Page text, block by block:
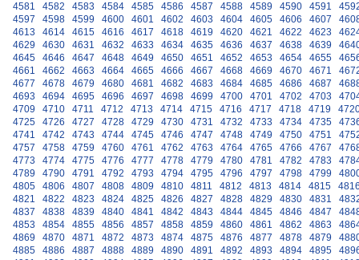
4581
4582 4583 4584 4585 4586 4587 4588 4589 4590 4591
4597
4598 4599 4600 4601 4602 4603 4604 4605 4606 4607
4613
4614 4615 4616 4617 4618 4619 4620 4621 4622 4623
4629
4630 4631 4632 4633 4634 4635 4636 4637 4638 4639
4645
4646 4647 4648 4649 4650 4651 4652 4653 4654 4655
4661
4662 4663 4664 4665 4666 4667 4668 4669 4670 4671
4677
4678 4679 4680 4681 4682 4683 4684 4685 4686 4687
4693
4694 4695 4696 4697 4698 4699 4700 4701 4702 4703
4709
4710 4711 4712 4713 4714 4715 4716 4717 4718 4719
4725
4726 4727 4728 4729 4730 4731 4732 4733 4734 4735
4741
4742 4743 4744 4745 4746 4747 4748 4749 4750 4751
4757
4758 4759 4760 4761 4762 4763 4764 4765 4766 4767
4773
4774 4775 4776 4777 4778 4779 4780 4781 4782 4783
4789
4790 4791 4792 4793 4794 4795 4796 4797 4798 4799
4805
4806 4807 4808 4809 4810 4811 4812 4813 4814 4815
4821
4822 4823 4824 4825 4826 4827 4828 4829 4830 4831
4837
4838 4839 4840 4841 4842 4843 4844 4845 4846 4847
4853
4854 4855 4856 4857 4858 4859 4860 4861 4862 4863
4869
4870 4871 4872 4873 4874 4875 4876 4877 4878 4879
4885
4886 4887 4888 4889 4890 4891 4892 4893 4894 4895